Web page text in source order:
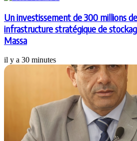
Un investissement de 300 millions
infrastructure stratégique de
Massa
il y a 30 minutes